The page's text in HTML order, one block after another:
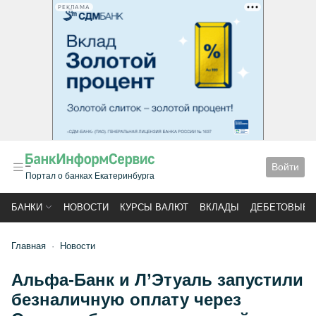
РЕКЛАМА
Портал о банках Екатеринбурга
Войти
БАНКИ НОВОСТИ КУРСЫ ВАЛЮТ ВКЛАДЫ ДЕБЕТОВЫЕ
Главная Новости
Альфа-Банк и Л’Этуаль запустили
безналичную оплату через